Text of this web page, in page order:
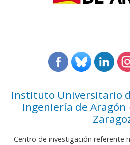
Instituto Universitario
Ingeniería de Aragón
Centro de investigación referente